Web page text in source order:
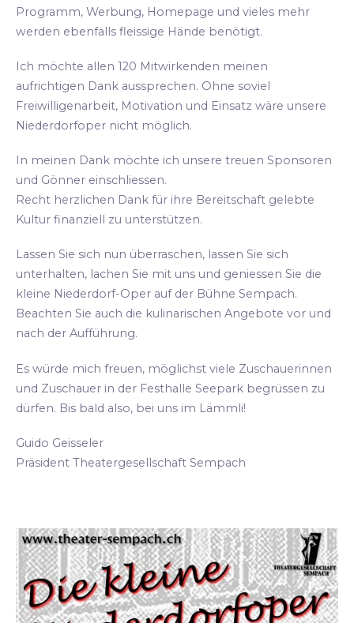
Programm, Werbung, Homepage und vieles mehr
werden ebenfalls fleissige Hände benötigt.
Ich möchte allen 120 Mitwirkenden meinen
aufrichtigen Dank aussprechen. Ohne soviel
Freiwilligenarbeit, Motivation und Einsatz wäre unsere
Niederdorfoper nicht möglich.
In meinen Dank möchte ich unsere treuen Sponsoren
und Gönner einschliessen.
Recht herzlichen Dank für ihre Bereitschaft gelebte
Kultur finanziell zu unterstützen.
Lassen Sie sich nun überraschen, lassen Sie sich
unterhalten, lachen Sie mit uns und geniessen Sie die
kleine Niederdorf-Oper auf der Bühne Sempach.
Beachten Sie auch die kulinarischen Angebote vor und
nach der Aufführung.
Es würde mich freuen, möglichst viele Zuschauerinnen
und Zuschauer in der Festhalle Seepark begrüssen zu
dürfen. Bis bald also, bei uns im Lämmli!
Guido Geisseler
Präsident Theatergesellschaft Sempach